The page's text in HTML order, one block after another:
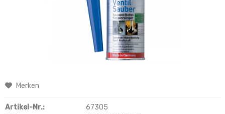
Merken
Artikel-Nr.:
67305